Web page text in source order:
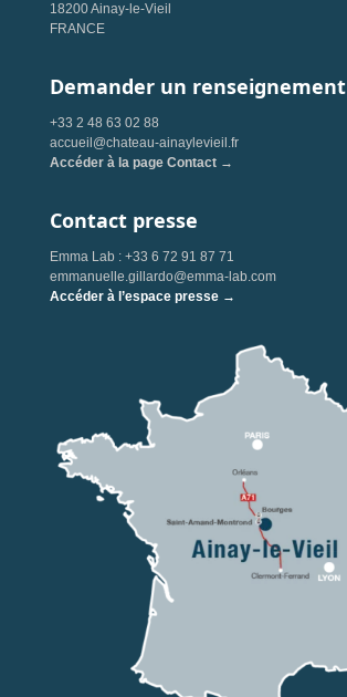
18200 Ainay-le-Vieil
FRANCE
Demander un renseignement
+33 2 48 63 02 88
accueil@chateau-ainaylevieil.fr
Accéder à la page Contact →
Contact presse
Emma Lab : +33 6 72 91 87 71
emmanuelle.gillardo@emma-lab.com
Accéder à l’espace presse →